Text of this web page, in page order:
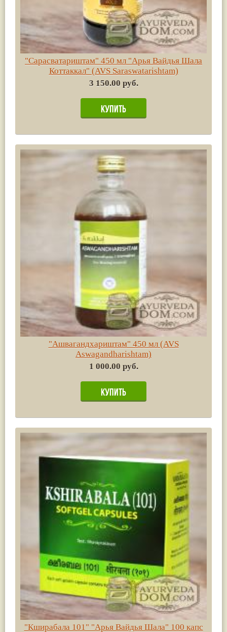
"Сарасватариштам" 450 мл "Арья Вайдья Шала
Коттаккал" (AVS Saraswatarishtam)
3 150.00 руб.
"Ашвагандхариштам" 450 мл (AVS
Aswagandharishtam)
1 000.00 руб.
"Кширабала 101" "Арья Вайдья Шала" 100 капс